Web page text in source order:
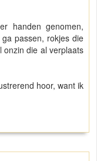
handen genomen,
passen, rokjes die
onzin die al verplaats
hoor, want ik